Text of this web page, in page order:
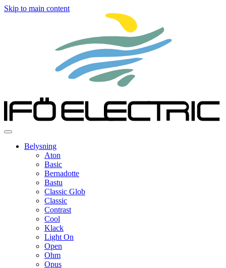
Skip to main content
Belysning
Aton
Basic
Bernadotte
Bastu
Classic Glob
Classic
Contrast
Cool
Klack
Light On
Open
Ohm
Opus